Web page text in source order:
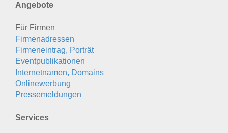
Angebote
Für Firmen
Firmenadressen
Firmeneintrag, Porträt
Eventpublikationen
Internetnamen, Domains
Onlinewerbung
Pressemeldungen
Services